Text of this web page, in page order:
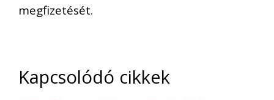
megfizetését.
Kapcsolódó cikkek